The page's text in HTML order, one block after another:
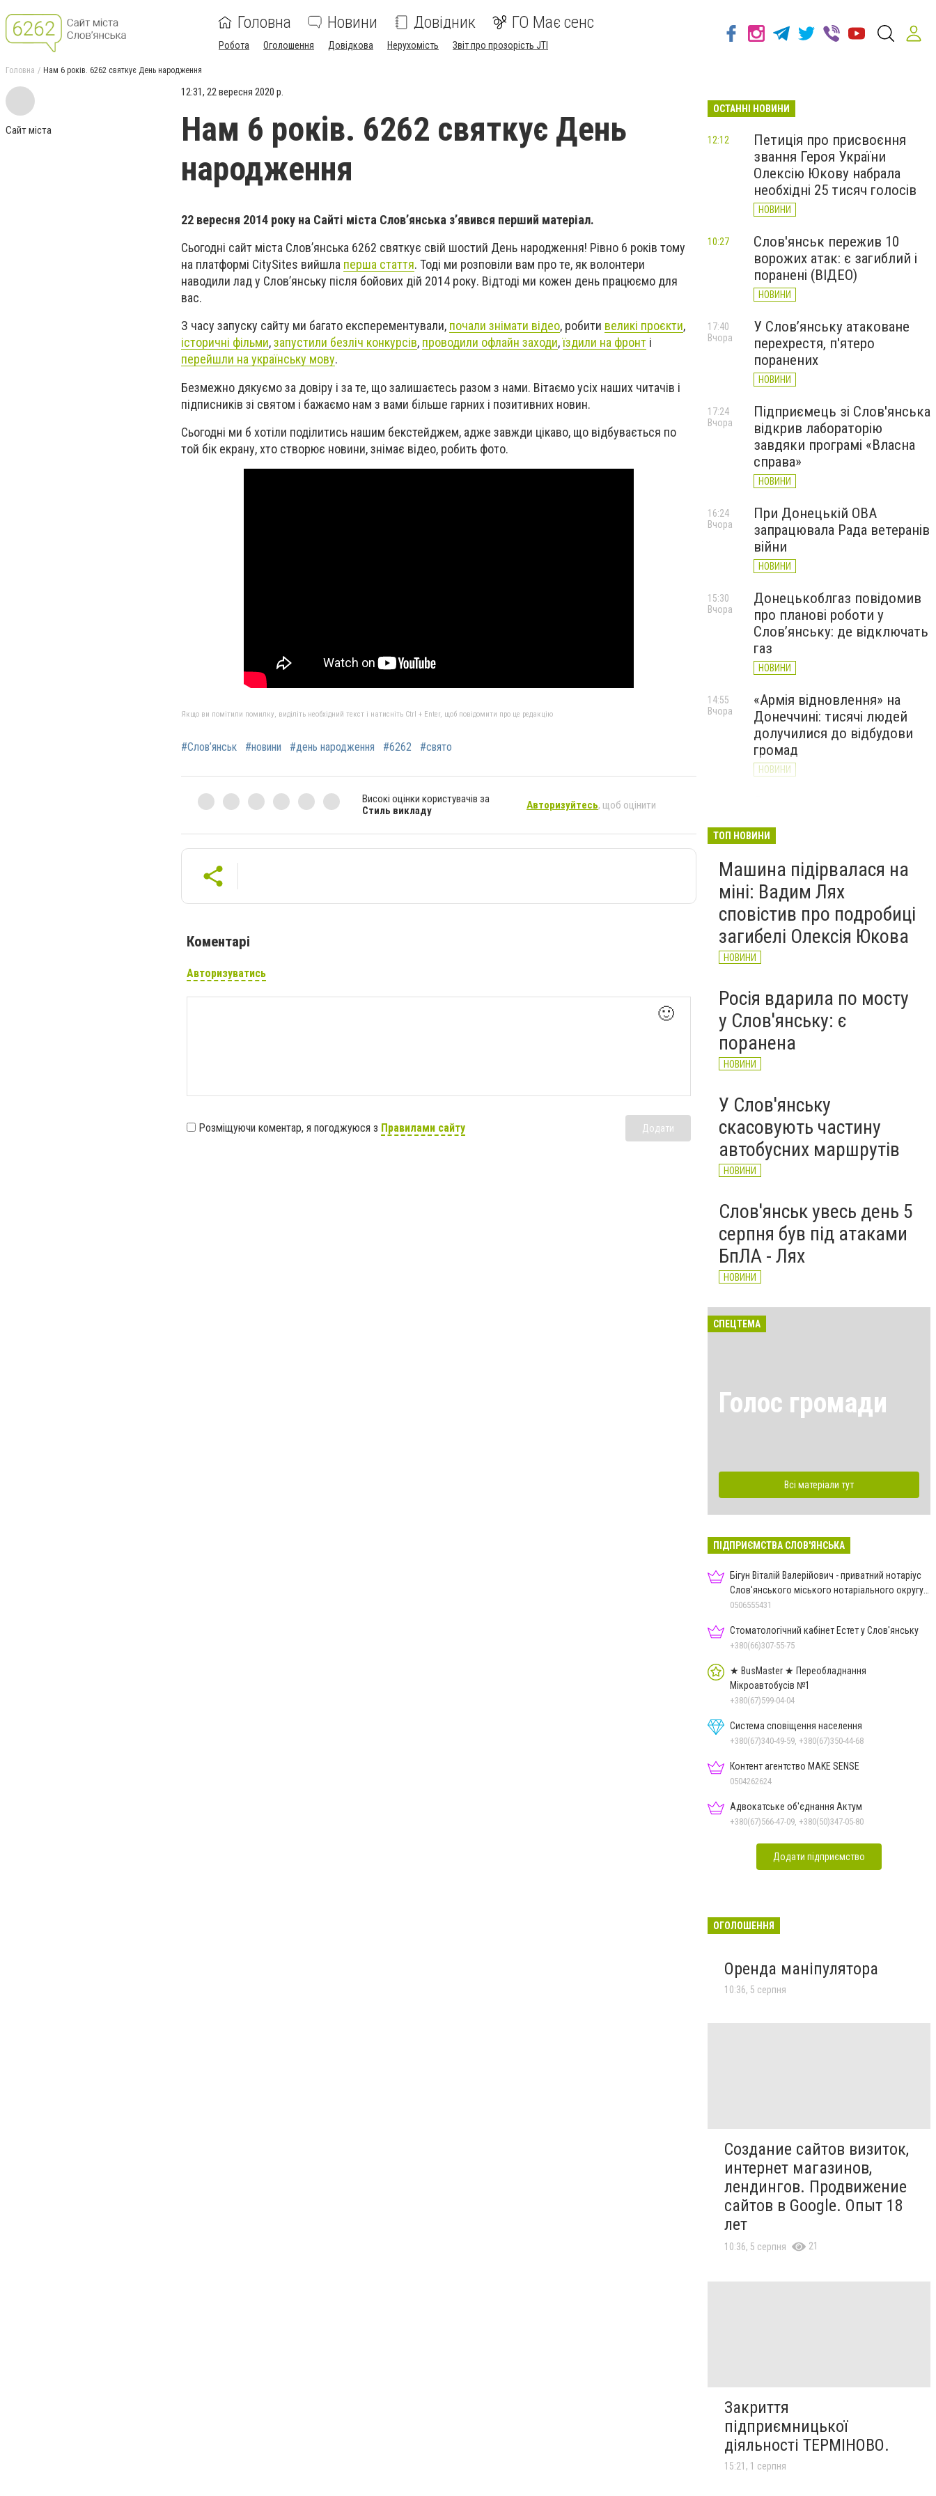
Головна Новини Довідник ГО Має сенс
Робота Оголошення Довідкова Нерухомість Звіт про прозорість JTI
Головна Нам 6 років. 6262 святкує День народження
Сайт міста
12:31, 22 вересня 2020 р.
Нам 6 років. 6262 святкує День
народження
22 вересня 2014 року на Сайті міста Слов’янська з’явився перший матеріал.
Сьогодні сайт міста Слов’янська 6262 святкує свій шостий День народження! Рівно 6 років тому
на платформі CitySites вийшла перша стаття. Тоді ми розповіли вам про те, як волонтери
наводили лад у Слов’янську після бойових дій 2014 року. Відтоді ми кожен день працюємо для
вас.
З часу запуску сайту ми багато експерементували, почали знімати відео, робити великі проєкти,
історичні фільми,запустили безліч конкурсів, проводили офлайн заходи,їздили на фронт і
перейшли на українську мову.
Безмежно дякуємо за довіру і за те, що залишаєтесь разом з нами. Вітаємо усіх наших читачів і
підписників зі святом і бажаємо нам з вами більше гарних і позитивних новин.
Сьогодні ми б хотіли поділитись нашим бекстейджем, адже завжди цікаво, що відбувається по
той бік екрану, хто створює новини, знімає відео, робить фото.
Якщо ви помітили помилку, виділіть необхідний текст і натисніть Ctrl + Enter, щоб повідомити про це редакцію
#Слов’янськ #новини #день народження #6262 #свято
Високі оцінки користувачів за
Стиль викладу
Авторизуйтесь, щоб оцінити
Коментарі
Авторизуватись
🙂
Розміщуючи коментар, я погоджуюся з Правилами сайту Додати
ОСТАННІ НОВИНИ
Петиція про присвоєння
звання Героя України
Олексію Юкову набрала
необхідні 25 тисяч голосів
НОВИНИ
12:12
Слов'янськ пережив 10
ворожих атак: є загиблий і
поранені (ВІДЕО)
НОВИНИ
10:27
У Слов’янську атаковане
перехрестя, п'ятеро
поранених
НОВИНИ
17:40
Вчора
Підприємець зі Слов'янська
відкрив лабораторію
завдяки програмі «Власна
справа»
НОВИНИ
17:24
Вчора
При Донецькій ОВА
запрацювала Рада ветеранів
війни
НОВИНИ
16:24
Вчора
Донецькоблгаз повідомив
про планові роботи у
Слов’янську: де відключать
газ
НОВИНИ
15:30
Вчора
«Армія відновлення» на
Донеччині: тисячі людей
долучилися до відбудови
громад
НОВИНИ
14:55
Вчора
працюють на Донеччині
НОВИНИ
ТОП НОВИНИ
Машина підірвалася на
міні: Вадим Лях
сповістив про подробиці
загибелі Олексія Юкова
НОВИНИ
Росія вдарила по мосту
у Слов'янську: є
поранена
НОВИНИ
У Слов'янську
скасовують частину
автобусних маршрутів
НОВИНИ
Слов'янськ увесь день 5
серпня був під атаками
БпЛА - Лях
НОВИНИ
СПЕЦТЕМА
Голос громади
Всі матеріали тут
ПІДПРИЄМСТВА СЛОВ'ЯНСЬКА
Бігун Віталій Валерійович - приватний нотаріус
Слов'янського міського нотаріального округу
Дон.обл.
0506555431
Стоматологічний кабінет Естет у Слов'янську
+380(66)307-55-75
★ BusMaster ★ Переобладнання
Мікроавтобусів №1
+380(67)599-04-04
Система сповіщення населення
+380(67)340-49-59, +380(67)350-44-68
Контент агентство MAKE SENSE
0504262624
Адвокатське об'єднання Актум
+380(67)566-47-09, +380(50)347-05-80
Додати підприємство
ОГОЛОШЕННЯ
Оренда маніпулятора
10:36, 5 серпня
Создание сайтов визиток,
интернет магазинов,
лендингов. Продвижение
сайтов в Google. Опыт 18
лет
10:36, 5 серпня 21
Закриття
підприємницької
діяльності ТЕРМІНОВО.
15:21, 1 серпня